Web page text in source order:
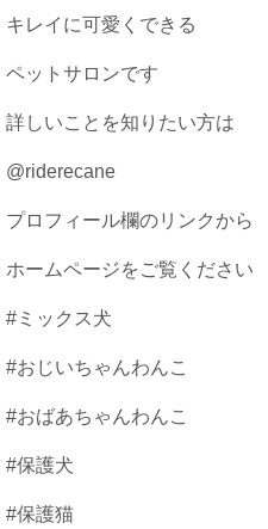
キレイに可愛くできる
ペットサロンです
詳しいことを知りたい方は
@riderecane
プロフィール欄のリンクから
ホームページをご覧ください
#ミックス犬
#おじいちゃんわんこ
#おばあちゃんわんこ
#保護犬
#保護猫